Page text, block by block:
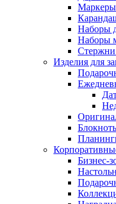
Наборы
Наборы
Стержни
Изделия для
Бизнес-